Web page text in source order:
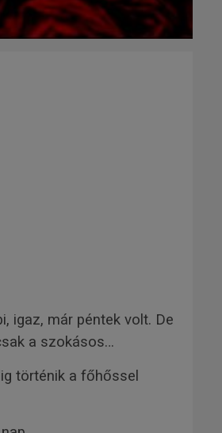
igaz, már péntek volt. De
a szokásos…
történik a főhőssel